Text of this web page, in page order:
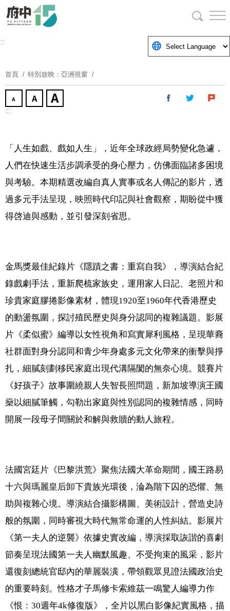
要
塊
:::
首頁 特別放映：亞洲視窗
:::
「人生如戲、戲如人生」，近年全球政經局勢變化急遽，
人們在快速生活步調承受的身心壓力，仿佛面臨諸多困境
與考驗。本期精選改編自真人實事或名人傳記的影片，透
過多元手法呈現，映照時代印記與社會觀察，期盼從中獲
得啓迪與感動，並引發深刻省思。
金馬獎最佳紀錄片《隱蹟之書：重寫自我》，導演結合紀
錄戲劇手法，重新爬梳家族史，運用家人日記、老照片和
珍貴家庭膠捲影像素材，體現1920至1960年代香港歷史
的動盪氛圍，探討殖民歷史與身分認同的複雜議題。影展
片《柔似蜜》編導以女性視角和寫實犀利風格，呈現華裔
社群面對身分認同和青少年身處多元文化帶來的衝擊與掙
扎，細膩刻劃移民家庭出現代溝隔閡的無奈心境。競賽片
《好孩子》故事圍繞親人失智長照問題，新加坡導演王國
燊以細膩筆觸，勾勒出家庭與性別認同的複雜情感，同時
開展一段母子間關於和解與救贖的動人旅程。
法國宮廷片《巴黎洪荒》聚焦法國大革命期間，國王路易
十六與瑪麗皇后卸下貴族光環後，淪為階下囚的恐懼、無
助與複雜心境。導演結合攝影構圖、美術設計，營造史詩
般的氛圍，同時審視大時代無常命運的人性糾結。影展片
《第一夫人的逆襲》依據史實改編，導演採取詼諧的喜劇
節奏呈現法國第一夫人幽默風趣、不受拘束的風采，影片
還復刻總統官邸內的華麗裝潢，帶領觀眾見證法國政治史
的重要時刻。性格才子馬修卡索維茲一鳴驚人編導力作
《恨：30週年4k修復版》，全片以黑白影像紀實風格，描